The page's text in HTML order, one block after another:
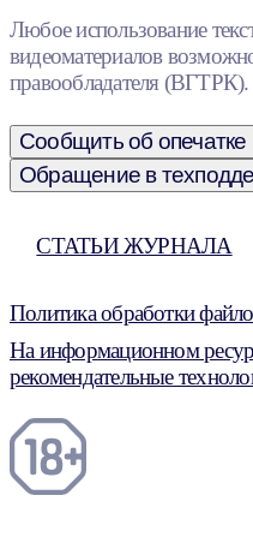
Любое использование
видеоматериалов
правообладателя (ВГТРК).
Сообщить об опечатке
Обращение в
СТАТЬИ ЖУРНАЛА
Политика обработки
На информационном
рекомендательные